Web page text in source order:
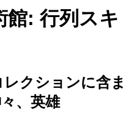
館: 行列スキ
クションに含ま
、英雄